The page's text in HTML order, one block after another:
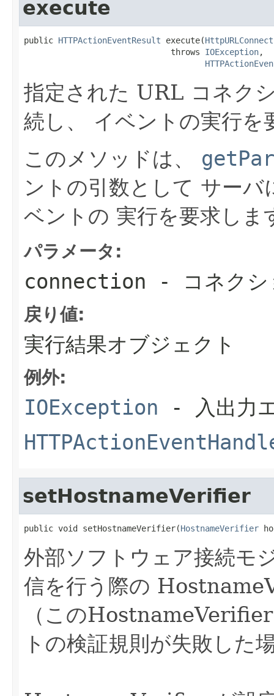
execute
public HTTPActionEventResult execute(
                              throws
IOException,
指定された URL コネク
続し、 イベントの実行を
このメソッドは、
ントの引数として サー
ベントの 実行を要求しま
パラメータ:
connection - コネクシ
戻り値:
実行結果オブジェクト
例外:
IOException - 入出力
setHostnameVerifier
public void setHostnameVerifier(HostnameVerifier
外部ソフトウェア接続モ
信を行う際の
（この
トの検証規則が失敗した